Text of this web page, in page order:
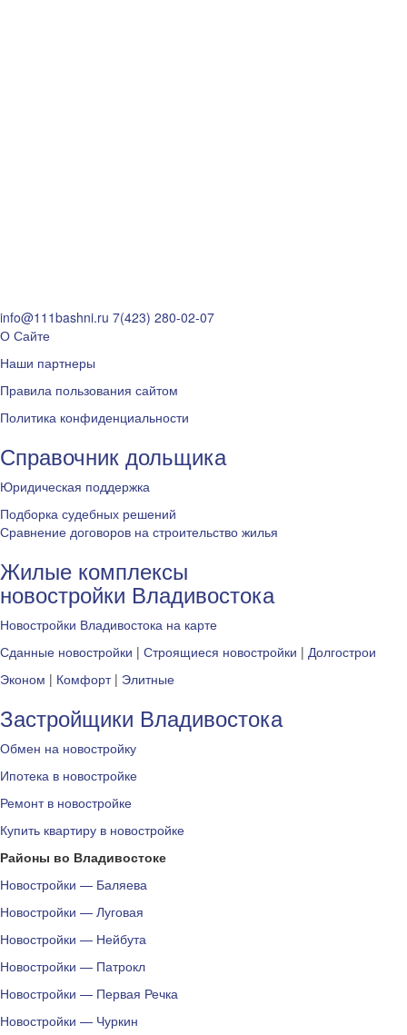
info@111bashni.ru 7(423) 280-02-07
О Сайте
Наши партнеры
Правила пользования сайтом
Политика конфиденциальности
Справочник дольщика
Юридическая поддержка
Подборка судебных решений
Сравнение договоров на строительство жилья
Жилые комплексы
новостройки Владивостока
Новостройки Владивостока на карте
Сданные новостройки | Строящиеся новостройки | Долгострои
Эконом | Комфорт| Элитные
Застройщики Владивостока
Обмен на новостройку
Ипотека в новостройке
Ремонт в новостройке
Купить квартиру в новостройке
Районы во Владивостоке
Новостройки — Баляева
Новостройки — Луговая
Новостройки — Нейбута
Новостройки — Патрокл
Новостройки — Первая Речка
Новостройки — Чуркин